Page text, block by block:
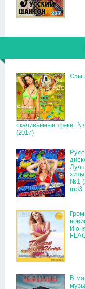
скачиваемые треки. №
(2017)
№1
mp3
В